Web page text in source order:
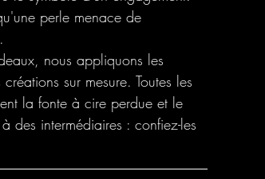
perle menace de
nous appliquons les
sur mesure. Toutes les
la fonte à cire perdue et le
des intermédiaires : confiez-les